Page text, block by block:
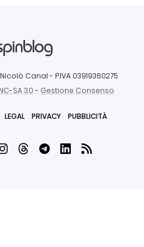
Canal - P.IVA 03919360275
SA 3.0- Gestione Consenso
LEGAL PRIVACY PUBBLICITÀ